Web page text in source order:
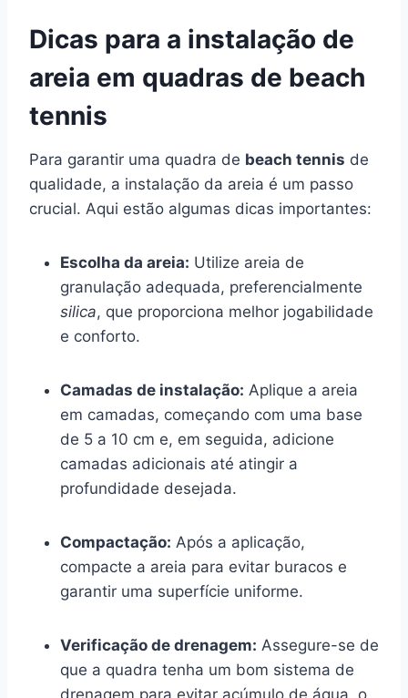
Dicas para a instalação de
areia em quadras de beach
tennis
Para garantir uma quadra de beach tennis de
qualidade, a instalação da areia é um passo
crucial. Aqui estão algumas dicas importantes:
Escolha da areia: Utilize areia de
granulação adequada, preferencialmente
silica, que proporciona melhor jogabilidade
e conforto.
Camadas de instalação: Aplique a areia
em camadas, começando com uma base
de 5 a 10 cm e, em seguida, adicione
camadas adicionais até atingir a
profundidade desejada.
Compactação: Após a aplicação,
compacte a areia para evitar buracos e
garantir uma superfície uniforme.
Verificação de drenagem: Assegure-se de
que a quadra tenha um bom sistema de
drenagem para evitar acúmulo de água, o